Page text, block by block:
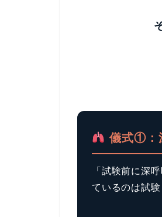
儀式①：
「試験前に深
ているのは試験